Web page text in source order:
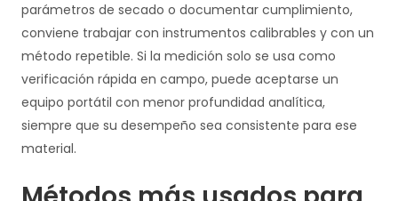
parámetros de secado o documentar cumplimiento,
conviene trabajar con instrumentos calibrables y con un
método repetible. Si la medición solo se usa como
verificación rápida en campo, puede aceptarse un
equipo portátil con menor profundidad analítica,
siempre que su desempeño sea consistente para ese
material.